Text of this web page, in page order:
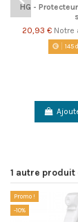
HG -
20,93 € Notre
145d.
1 autre
Promo !
-10%